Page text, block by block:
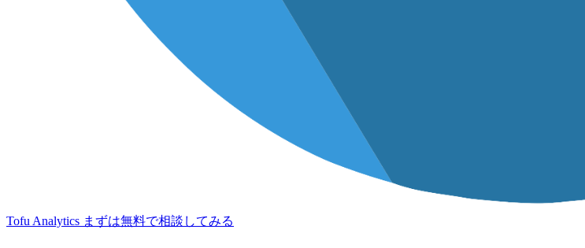
Tofu Analytics まずは無料で相談してみる